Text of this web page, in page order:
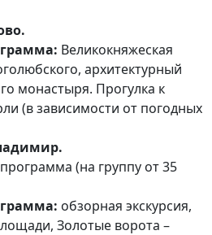
Великокняжеская
архитектурный
монастыря. Прогулка к
(в зависимости от погодных
(на группу от 35
обзорная экскурсия,
Золотые ворота –